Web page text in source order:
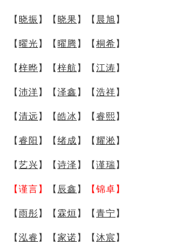
【晓振 】【晓果】【 晨旭】
【曜光】【曜腾】【桐希】
【梓晔】【梓航 】【江涛】
【沛洋】【泽鑫 】【浩祥】
【清远】【皓冰 】【睿熙】
【睿阳 】【绪成】【耀淞】
【艺兴】【诗泽 】【谨瑞】
【谨言】 【 辰鑫 】 【锦卓】
【雨彤】【 霖烜 】【青宁】
【泓睿 】【家诺】【沐宸 】